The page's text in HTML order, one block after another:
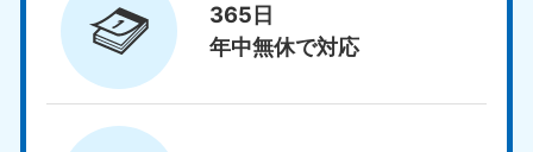
365日
年中無休で対応